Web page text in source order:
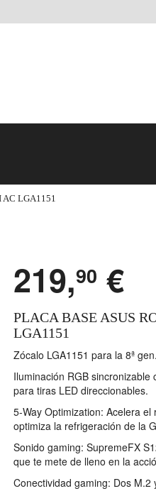
AC LGA1151
219,90 €
PLACA BASE ASUS
LGA1151
Zócalo LGA1151 para la 8ª
Iluminación RGB
para tiras LED direccionables.
5-Way Optimization: Acelera
optimiza la refrigeración de la
Sonido gaming: SupremeFX
que te mete de lleno en la
Conectividad gaming: Dos